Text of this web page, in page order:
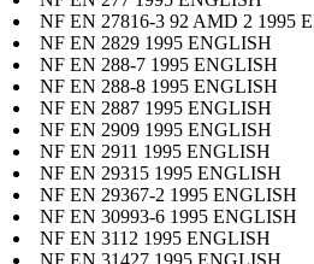
NF EN 27816-3 92 AMD 2 1995
NF EN 2829 1995 ENGLISH
NF EN 288-7 1995 ENGLISH
NF EN 288-8 1995 ENGLISH
NF EN 2887 1995 ENGLISH
NF EN 2909 1995 ENGLISH
NF EN 2911 1995 ENGLISH
NF EN 29315 1995 ENGLISH
NF EN 29367-2 1995 ENGLISH
NF EN 30993-6 1995 ENGLISH
NF EN 3112 1995 ENGLISH
NF EN 31427 1995 ENGLISH